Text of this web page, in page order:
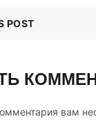
POST
вам